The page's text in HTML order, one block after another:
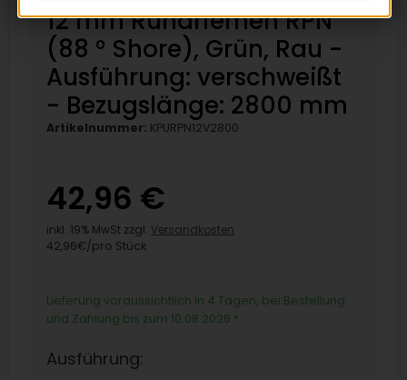
12 mm Rundriemen RPN
(88 ° Shore), Grün, Rau -
Ausführung: verschweißt
- Bezugslänge: 2800 mm
Artikelnummer: KPURPN12V2800
42,96 €
inkl. 19% MwSt zzgl. Versandkosten
42,96€/pro Stück
Lieferung voraussichtlich in 4 Tagen, bei Bestellung
und Zahlung bis zum 10.08.2026 *
Ausführung: